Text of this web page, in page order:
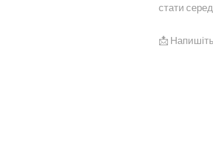
стати
📩